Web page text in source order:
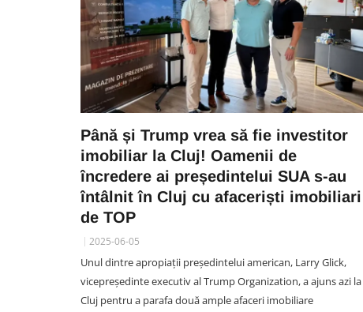
Până și Trump vrea să fie investitor
imobiliar la Cluj! Oamenii de
încredere ai președintelui SUA s-au
întâlnit în Cluj cu afaceriști imobiliari
de TOP
2025-06-05
Unul dintre apropiații președintelui american, Larry Glick,
vicepreședinte executiv al Trump Organization, a ajuns azi la
Cluj pentru a parafa două ample afaceri imobiliare